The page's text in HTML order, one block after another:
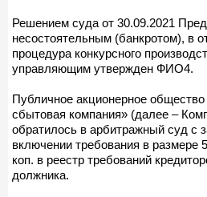
Решением суда от 30.09.2021
несостоятельным (банкротом), в
процедура конкурсного
управляющим утвержден ФИО4.
Публичное акционерное общество
сбытовая компания» (далее –
обратилось в арбитражный суд с
включении требования в размере
коп. в реестр требований
должника.